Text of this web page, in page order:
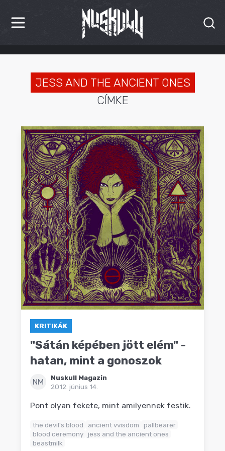
HÍREK
KRITIKÁK
INTERJÚK
PREMIEREK
KULT
MÁSVILÁG
BLOG
JESS AND THE ANCIENT ONES
CÍMKE
KRITIKÁK
"Sátán képében jött elém" -
hatan, mint a gonoszok
NM
Nuskull Magazin
2012. június 14.
Pont olyan fekete, mint amilyennek festik.
the devil's blood ancient vvisdom
pallbearer
blood ceremony jess and the ancient ones
beastmilk